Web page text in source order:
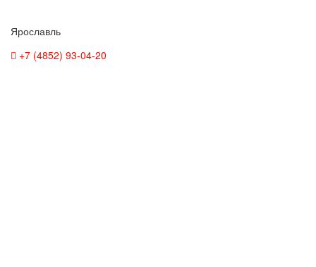
Ярославль
+7 (4852) 93-04-20